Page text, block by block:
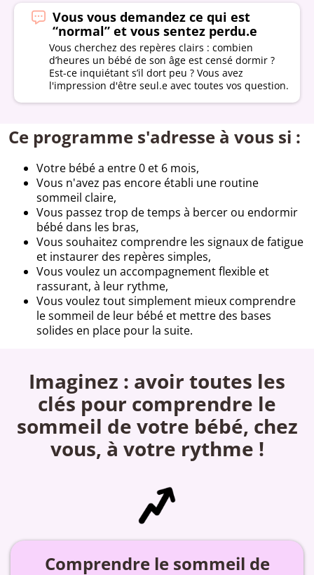
Vous vous demandez ce qui est
“normal” et vous sentez perdu.e
Vous cherchez des repères clairs : combien
d’heures un bébé de son âge est censé dormir ?
Est-ce inquiétant s’il dort peu ? Vous avez
l'impression d'être seul.e avec toutes vos question.
Ce programme s'adresse à vous si :
Votre bébé a entre 0 et 6 mois,
Vous n'avez pas encore établi une routine
sommeil claire,
Vous passez trop de temps à bercer ou endormir
bébé dans les bras,
Vous souhaitez comprendre les signaux de fatigue
et instaurer des repères simples,
Vous voulez un accompagnement flexible et
rassurant, à leur rythme,
Vous voulez tout simplement mieux comprendre
le sommeil de leur bébé et mettre des bases
solides en place pour la suite.
Imaginez : avoir toutes les
clés pour comprendre le
sommeil de votre bébé, chez
vous, à votre rythme !
Comprendre le sommeil de